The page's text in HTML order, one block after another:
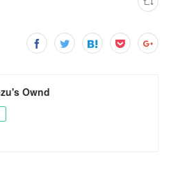
Ownd